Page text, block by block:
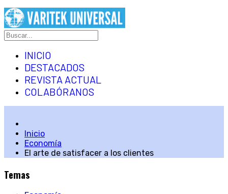
INICIO
DESTACADOS
REVISTA ACTUAL
COLABÓRANOS
Inicio
Economía
El arte de satisfacer a los clientes
Temas